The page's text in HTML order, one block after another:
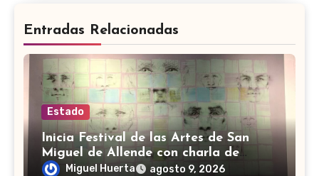
Entradas Relacionadas
Estado
Inicia Festival de las Artes de San
Miguel de Allende con charla de
Edgardo Kerlegand
Miguel Huerta agosto 9, 2026